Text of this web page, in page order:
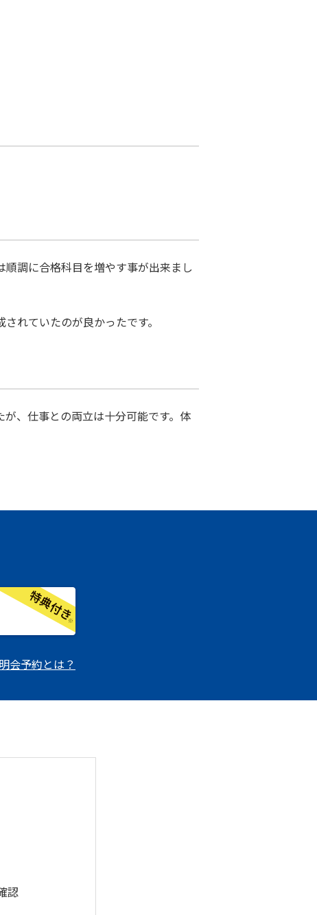
調に合格科目を増やす事が出来まし
れていたのが良かったです。
、仕事との両立は十分可能です。体
会予約とは？
認